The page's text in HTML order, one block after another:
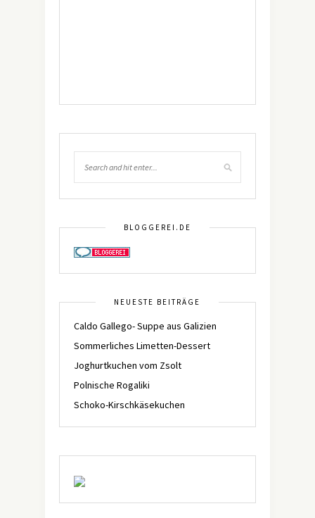
BLOGGEREI.DE
NEUESTE BEITRÄGE
Caldo Gallego- Suppe aus Galizien
Sommerliches Limetten-Dessert
Joghurtkuchen vom Zsolt
Polnische Rogaliki
Schoko-Kirschkäsekuchen